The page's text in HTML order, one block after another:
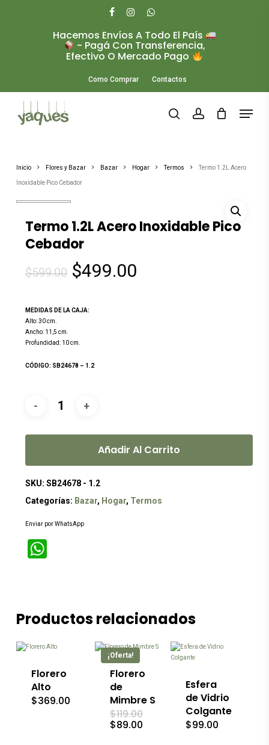
Hacemos Envíos A Todo El País
- Pagá Con Transferencia,
Efectivo O Mercado Pago
Como Comprar Contactos
search account
Menu
Inicio Flores y Bazar Bazar Hogar Termos Termo 1.2L Acero
Inoxidable Pico Cebador
Termo 1.2L Acero Inoxidable Pico
Cebador
$599.00 El
original
$599.00.
$499.00El
MEDIDAS DE LA CAJA:
Alto: 30 cm.
Ancho: 11,5 cm.
Profundidad: 10 cm.
CÓDIGO: SB24678 – 1.2
Añadir Al Carrito
SKU: SB24678 - 1.2
Categorías: Bazar, Hogar, Termos
Enviar por WhatsApp
WhatsApp
Productos relacionados
Florero
Alto
$369.00
¡Oferta!
Florero
de
Mimbre S
$119.00El
$89.00
Esfera
de Vidrio
Colgante
$99.00